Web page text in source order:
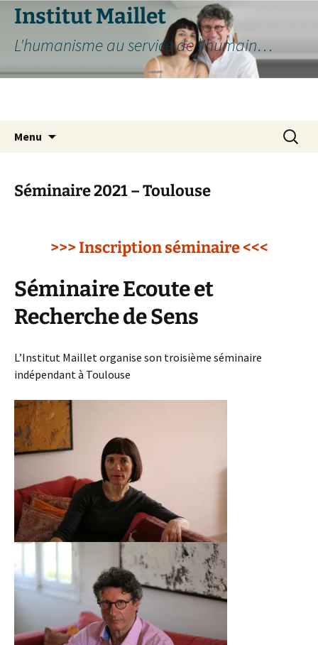
Aller
contenu
Institut Maillet
L'humanisme au service de l'humain…
Menu
Séminaire 2021 – Toulouse
>>> Inscription séminaire <<<
Séminaire Ecoute et
Recherche de Sens
L’Institut Maillet organise son troisième séminaire
indépendant à Toulouse